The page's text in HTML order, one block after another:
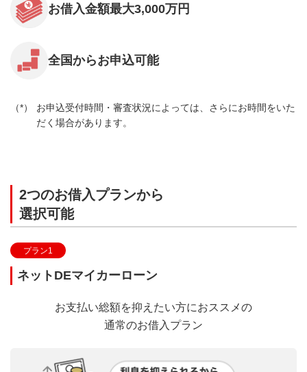
お借入金額最大3,000万円
全国からお申込可能
お申込受付時間・審査状況によっては、さらにお時間をいた
だく場合があります。
2つのお借入プランから
選択可能
プラン1
ネットDEマイカーローン
お支払い総額を抑えたい方におススメの
通常のお借入プラン